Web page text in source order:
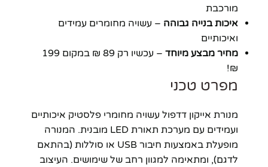
מורכבת
איכות בנייה גבוהה – עשויה מחומרים עמידים
ואיכותיים
מחיר מבצע מיוחד
– עכשיו רק 89 ₪ במקום 199
₪!
מפרט טכני
מנורת אייקון דדפול עשויה מחומרי פלסטיק איכותיים
ועמידים עם מערכת תאורת LED מובנית. המנורה
מופעלת באמצעות חיבור USB או סוללות (בהתאם
לדגם), ומתאימה למגוון רחב של שימושים. העיצוב